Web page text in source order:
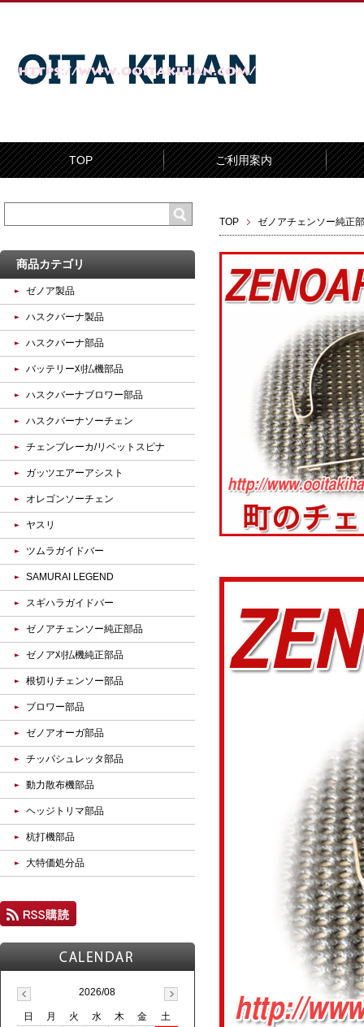
TOP ご利用案内
TOP ゼノアチェンソー純正
商品カテゴリ
ゼノア製品
ハスクバーナ製品
ハスクバーナ部品
バッテリー刈払機部品
ハスクバーナブロワー部品
ハスクバーナソーチェン
チェンブレーカ/リベットスピナ
ガッツエアーアシスト
オレゴンソーチェン
ヤスリ
ツムラガイドバー
SAMURAI LEGEND
スギハラガイドバー
ゼノアチェンソー純正部品
ゼノア刈払機純正部品
根切りチェンソー部品
ブロワー部品
ゼノアオーガ部品
チッパシュレッタ部品
動力散布機部品
ヘッジトリマ部品
杭打機部品
大特価処分品
2026/08
日 月 火 水 木 金
土